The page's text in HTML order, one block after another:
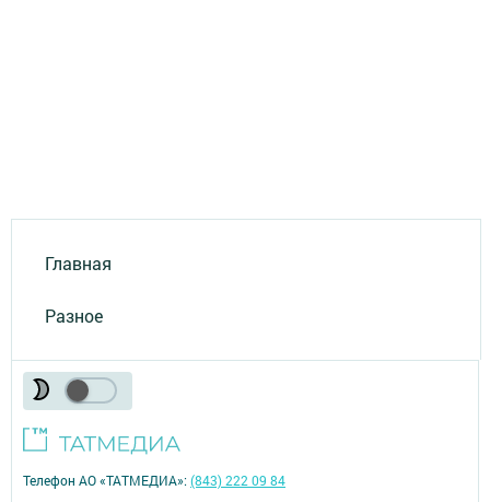
Главная
Разное
Телефон АО «ТАТМЕДИА»:(843) 222 09 84